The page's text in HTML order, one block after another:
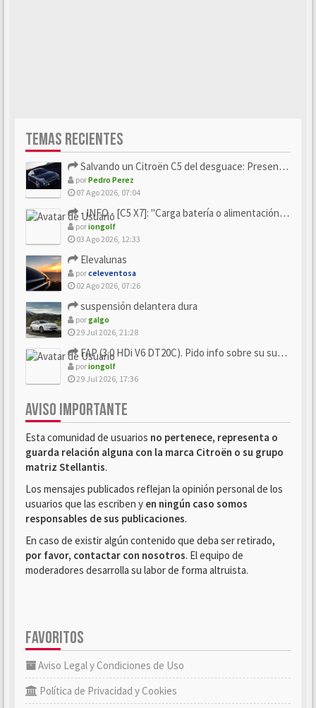
TEMAS RECIENTES
Salvando un Citroën C5 del desguace: Presentación y seguimiento
porPedro Perez
07 Ago 2026, 07:04
- INFO - [C5 X7]: "Carga batería o alimentación eléctri...
poriongolf
03 Ago 2026, 12:33
Elevalunas
porceleventosa
02 Ago 2026, 07:26
suspensión delantera dura
porgalgo
29 Jul 2026, 21:28
FAP (3.0 HDi V6 DT20C). Pido info sobre su sustitución
poriongolf
29 Jul 2026, 17:36
AVISO IMPORTANTE
Esta comunidad de usuarios no pertenece, representa o
guarda relación alguna con la marca Citroën o su grupo
matriz Stellantis.
Los mensajes publicados reflejan la opinión personal de los
usuarios que las escriben y en ningún caso somos
responsables de sus publicaciones.
En caso de existir algún contenido que deba ser retirado,
por favor, contactar con nosotros. El equipo de
moderadores desarrolla su labor de forma altruista.
FAVORITOS
Aviso Legal y Condiciones de Uso
Política de Privacidad y Cookies